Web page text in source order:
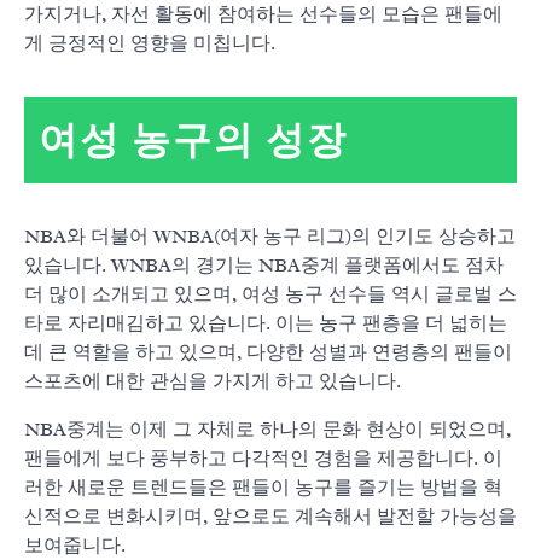
가지거나, 자선 활동에 참여하는 선수들의 모습은 팬들에
게 긍정적인 영향을 미칩니다.
여성 농구의 성장
NBA와 더불어 WNBA(여자 농구 리그)의 인기도 상승하고
있습니다. WNBA의 경기는 NBA중계 플랫폼에서도 점차
더 많이 소개되고 있으며, 여성 농구 선수들 역시 글로벌 스
타로 자리매김하고 있습니다. 이는 농구 팬층을 더 넓히는
데 큰 역할을 하고 있으며, 다양한 성별과 연령층의 팬들이
스포츠에 대한 관심을 가지게 하고 있습니다.
NBA중계는 이제 그 자체로 하나의 문화 현상이 되었으며,
팬들에게 보다 풍부하고 다각적인 경험을 제공합니다. 이
러한 새로운 트렌드들은 팬들이 농구를 즐기는 방법을 혁
신적으로 변화시키며, 앞으로도 계속해서 발전할 가능성을
보여줍니다.